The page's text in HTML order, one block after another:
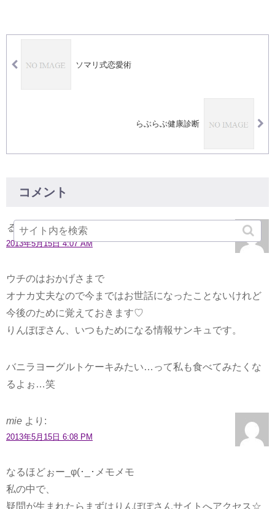
ソマリ式恋愛術
らぶらぶ健康診断
コメント
るでぃママ＝chizu7171
2013年5月15日 4:07 AM
ウチのはおかげさまで
オナカ丈夫なので今まではお世話になったことないけれど
今後のために覚えておきます♡
りんぽぽさん、いつもためになる情報サンキュです。
バニラヨーグルトケーキみたい…って私も食べてみたくな
るよぉ…笑
mie より:
2013年5月15日 6:08 PM
なるほどぉー_φ(･_･メモメモ
私の中で、
疑問が生まれたらまずはりんぽぽさんサイトへアクセス☆